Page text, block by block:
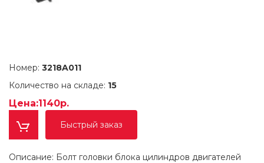
Номер: 3218A011
Количество на складе: 15
Цена:1140р.
Быстрый заказ
Описание: Болт головки блока цилиндров двигателей